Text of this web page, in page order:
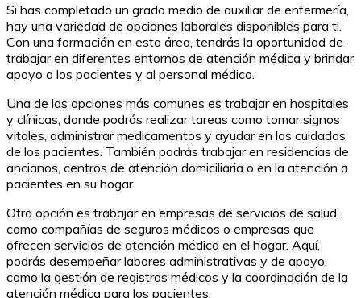
Si has completado un grado medio de auxiliar de enfermería,
hay una variedad de opciones laborales disponibles para ti.
Con una formación en esta área, tendrás la oportunidad de
trabajar en diferentes entornos de atención médica y brindar
apoyo a los pacientes y al personal médico.
Una de las opciones más comunes es trabajar en hospitales
y clínicas, donde podrás realizar tareas como tomar signos
vitales, administrar medicamentos y ayudar en los cuidados
de los pacientes. También podrás trabajar en residencias de
ancianos, centros de atención domiciliaria o en la atención a
pacientes en su hogar.
Otra opción es trabajar en empresas de servicios de salud,
como compañías de seguros médicos o empresas que
ofrecen servicios de atención médica en el hogar. Aquí,
podrás desempeñar labores administrativas y de apoyo,
como la gestión de registros médicos y la coordinación de la
atención médica para los pacientes.